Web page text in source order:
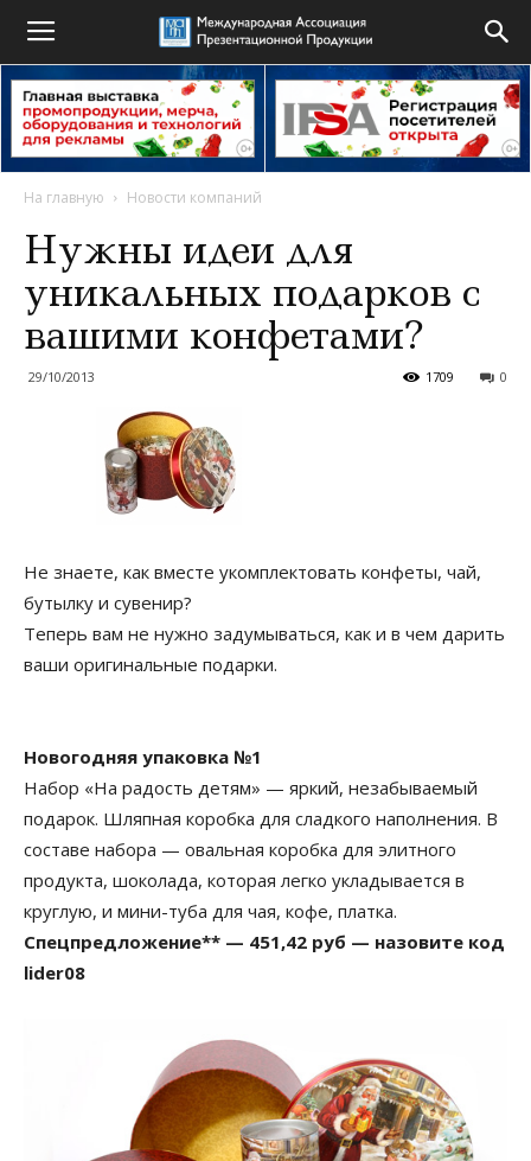
На главную Новости компаний
Нужны идеи для
уникальных подарков с
вашими конфетами?
29/10/2013 0
1709
Не знаете, как вместе укомплектовать конфеты, чай,
бутылку и сувенир?
Теперь вам не нужно задумываться, как и в чем дарить
ваши оригинальные подарки.
Новогодняя упаковка №1
Набор «На радость детям» — яркий, незабываемый
подарок. Шляпная коробка для сладкого наполнения. В
составе набора — овальная коробка для элитного
продукта, шоколада, которая легко укладывается в
круглую, и мини-туба для чая, кофе, платка.
Спецпредложение** — 451,42 руб — назовите код
lider08